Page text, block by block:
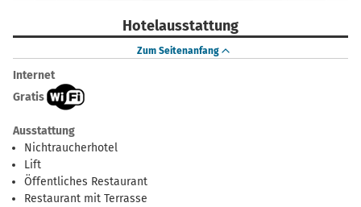
Hotelausstattung
Zum Seitenanfang
Internet
Gratis
Ausstattung
Nichtraucherhotel
Lift
Öffentliches Restaurant
Restaurant mit Terrasse